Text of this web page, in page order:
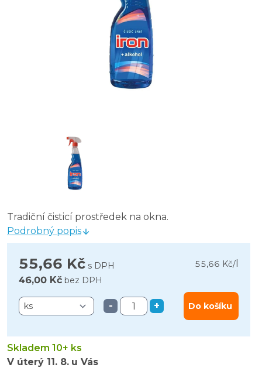
CLEAMEN 112 na okna a rámy 1 l
Tradiční čisticí prostředek na okna.
Podrobný popis
55,66 Kč s DPH 55,66 Kč/
46,00 Kč bez DPH
- + Do košíku
Skladem 10+ ks
V úterý 11. 8. u Vás